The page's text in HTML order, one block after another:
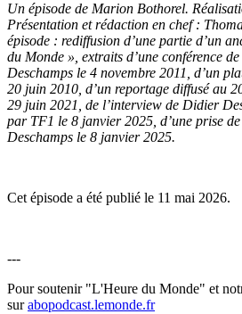
Un épisode de Marion Bothorel.
Présentation et rédaction en chef :
épisode : rediffusion d’une partie d’un
du Monde », extraits d’une conférence
Deschamps le 4 novembre 2011, d’un
20 juin 2010, d’un reportage diffusé au
29 juin 2021, de l’interview de Didier
par TF1 le 8 janvier 2025, d’une prise
Deschamps le 8 janvier 2025.
Cet épisode a été publié le 11 mai 2026.
---
Pour soutenir "L'Heure du Monde" et
surabopodcast.lemonde.fr